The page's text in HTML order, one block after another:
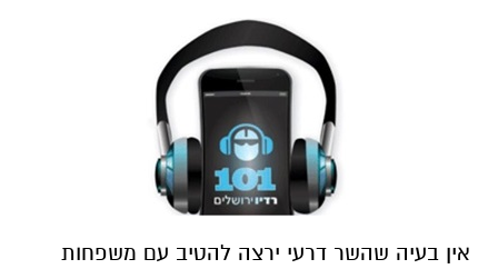
אין בעיה שהשר דרעי ירצה להטיב עם משפחות